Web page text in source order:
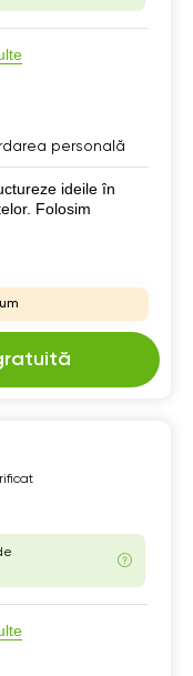
personală
ideile în
Folosim